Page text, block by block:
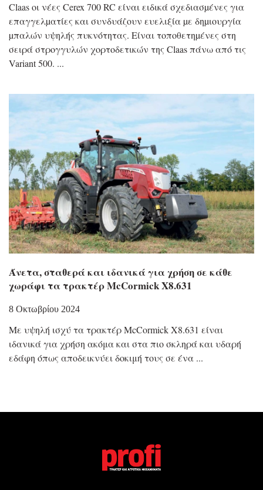
Claas οι νέες Cerex 700 RC είναι ειδικά σχεδιασµένες για
επαγγελµατίες και συνδυάζουν ευελιξία µε δηµιουργία
µπαλών υψηλής πυκνότητας. Είναι τοποθετηµένες στη
σειρά στρογγυλών χορτοδετικών της Claas πάνω από τις
Variant 500.
Άνετα, σταθερά και ιδανικά για χρήση σε κάθε
χωράφι τα τρακτέρ McCormick Χ8.631
8 Οκτωβρίου 2024
Με υψηλή ισχύ τα τρακτέρ McCormick X8.631 είναι
ιδανικά για χρήση ακόμα και στα πιο σκληρά και υδαρή
εδάφη όπως αποδεικνύει δοκιμή τους σε ένα